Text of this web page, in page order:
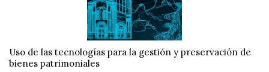
Uso de las tecnologías para la gestión y preservación de
bienes patrimoniales